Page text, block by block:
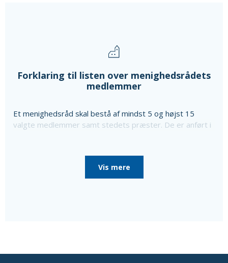
Forklaring til listen over menighedsrådets
medlemmer
Et menighedsråd skal bestå af mindst 5 og højst 15
valgte medlemmer samt stedets præster. De er anført i
menighedsrådet konstituerede sig, til særlige poster
som bl.a. kirkeværge og regnskabsfører.
Disse personer er i så fald nævnt efter de valgte
Vis mere